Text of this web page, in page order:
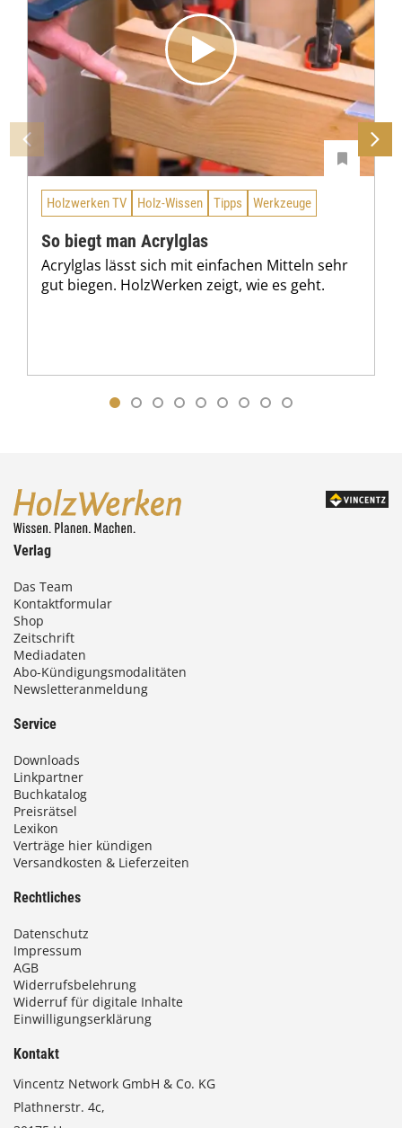
Holzwerken TV Holz-Wissen Tipps Werkzeuge
So biegt man Acrylglas
Acrylglas lässt sich mit einfachen Mitteln sehr
gut biegen. HolzWerken zeigt, wie es geht.
Verlag
Das Team
Kontaktformular
Shop
Zeitschrift
Mediadaten
Abo-Kündigungsmodalitäten
Newsletteranmeldung
Service
Downloads
Linkpartner
Buchkatalog
Preisrätsel
Lexikon
Verträge hier kündigen
Versandkosten & Lieferzeiten
Rechtliches
Datenschutz
Impressum
AGB
Widerrufsbelehrung
Widerruf für digitale Inhalte
Einwilligungserklärung
Kontakt
Vincentz Network GmbH & Co. KG
Plathnerstr. 4c,